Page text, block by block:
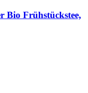
Bio Frühstückstee,